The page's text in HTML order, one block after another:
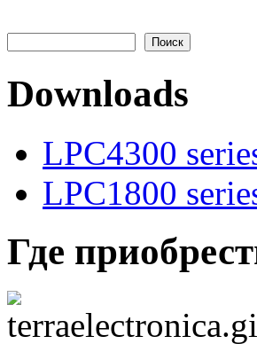
Форма поиска
Downloads
LPC4300
LPC1800
Где